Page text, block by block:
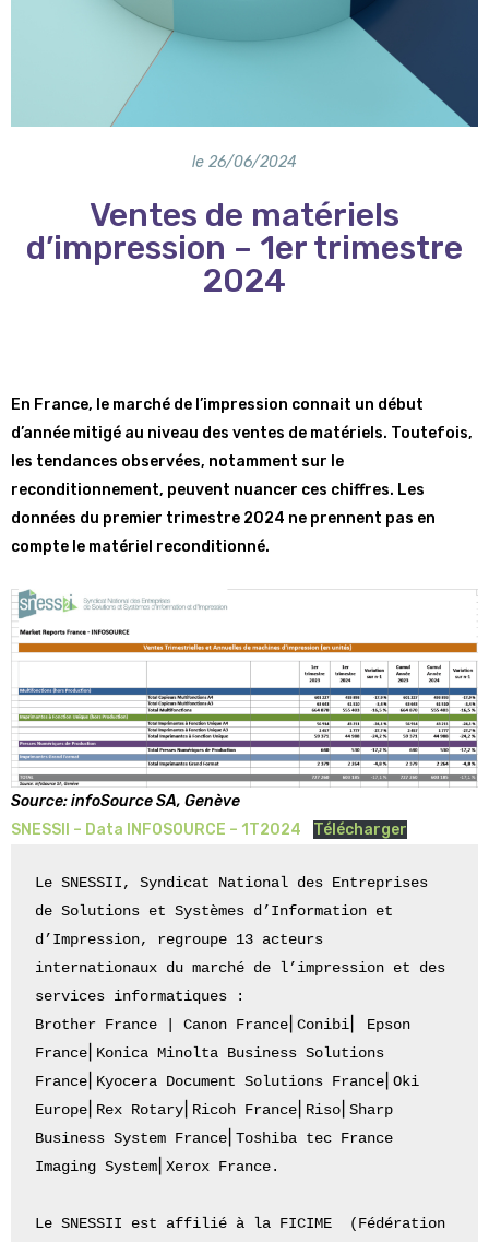
le 26/06/2024
Ventes de matériels
d’impression – 1er trimestre
2024
En France, le marché de l’impression connait un début
d’année mitigé au niveau des ventes de matériels. Toutefois,
les tendances observées, notamment sur le
reconditionnement, peuvent nuancer ces chiffres. Les
données du premier trimestre 2024 ne prennent pas en
compte le matériel reconditionné.
Source: infoSource SA, Genève
SNESSII – Data INFOSOURCE – 1T2024
Télécharger
Le SNESSII, Syndicat National des Entreprises
de Solutions et Systèmes d’Information et
d’Impression, regroupe 13 acteurs
internationaux du marché de l’impression et des
services informatiques :
Brother France | Canon France⎜Conibi⎜ Epson
France⎜Konica Minolta Business Solutions
France⎜Kyocera Document Solutions France⎜Oki
Europe⎜Rex Rotary⎜Ricoh France⎜Riso⎜Sharp
Business System France⎜Toshiba tec France
Imaging System⎜Xerox France.
Le SNESSII est affilié à la FICIME  (Fédération